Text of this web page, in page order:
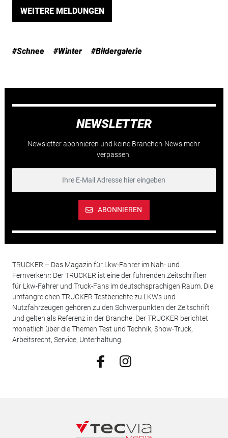
WEITERE MELDUNGEN
#Schnee #Winter #Bildergalerie
NEWSLETTER
Newsletter abonnieren und keine Branchen-News mehr
verpassen.
ABONNIEREN
TRUCKER – Das Magazin für Lkw-Fahrer im Nah- und
Fernverkehr: Der TRUCKER ist eine der führenden Zeitschriften
für Lkw-Fahrer und Truck-Fans im deutschsprachigen Raum. Die
umfangreichen TRUCKER Testberichte zu LKWs und
Nutzfahrzeugen gehören zu den Schwerpunkten der Zeitschrift
und gelten als Referenz in der Branche. Der TRUCKER berichtet
monatlich über die Themen Test und Technik, Show-Truck,
Arbeitsrecht, Service, Unterhaltung.